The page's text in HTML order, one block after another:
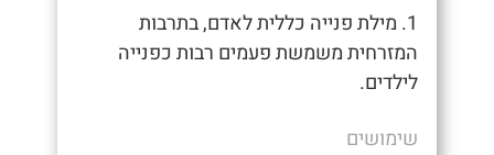
1. מילת פנייה כללית לאדם, בתרבות
המזרחית משמשת פעמים רבות כפנייה
לילדים.
שימושים